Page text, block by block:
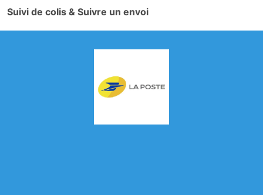
Suivi de colis & Suivre un envoi